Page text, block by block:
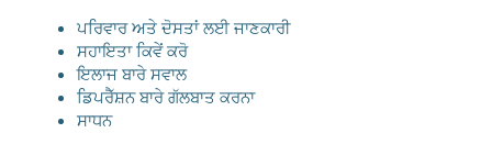
ਪਰਿਵਾਰ ਅਤੇ ਦੋਸਤਾਂ ਲਈ ਜਾਣਕਾਰੀ
ਸਹਾਇਤਾ ਕਿਵੇਂ ਕਰੋ
ਇਲਾਜ ਬਾਰੇ ਸਵਾਲ
ਡਿਪਰੈੱਸ਼ਨ ਬਾਰੇ ਗੱਲਬਾਤ ਕਰਨਾ
ਸਾਧਨ